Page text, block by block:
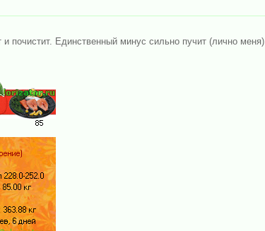
почистит. Единственный минус сильно пучит (лично меня)